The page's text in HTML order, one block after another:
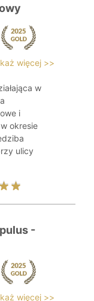
więcej >>
w
i
okresie
ulicy
-
więcej >>